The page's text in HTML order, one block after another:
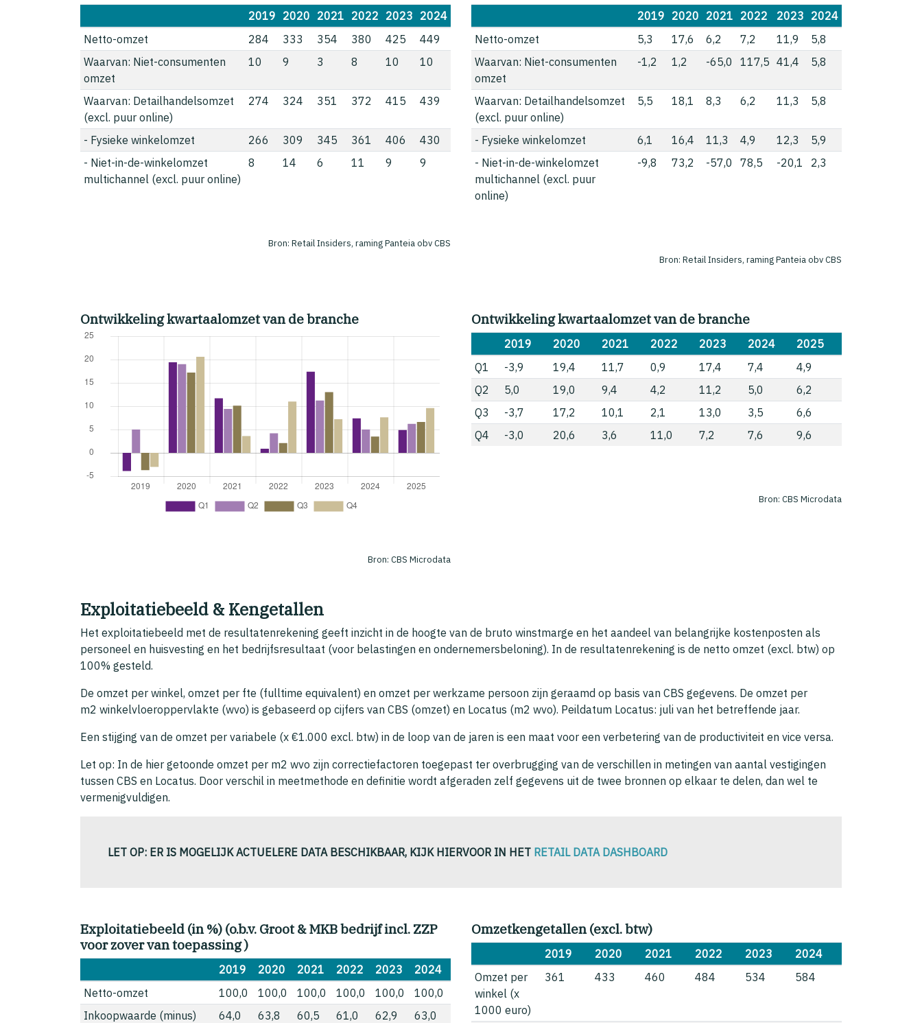
2019 2020 2021 2022 2023 2024
Netto-omzet
284 333 354 380 425
449
Waarvan: Niet-consumenten
omzet
10 9 3 8 10 10
Waarvan: Detailhandelsomzet
(excl. puur online)
274 324 351 372 415 439
- Fysieke winkelomzet 266 309 345 361 406
430
- Niet-in-de-winkelomzet
multichannel (excl. puur online)
8 14 6 11 9 9
Bron: Retail Insiders, raming Panteia obv CBS
2019 2020 2021 2022 2023 2024
Netto-omzet
5,3 17,6 6,2 7,2 11,9
5,8
Waarvan: Niet-consumenten
omzet
-1,2 1,2 -65,0 117,5 41,4 5,8
Waarvan: Detailhandelsomzet
(excl. puur online)
5,5 18,1 8,3 6,2 11,3 5,8
- Fysieke winkelomzet 6,1 16,4 11,3 4,9 12,3
5,9
- Niet-in-de-winkelomzet
multichannel (excl. puur
online)
-9,8 73,2 -57,0 78,5 -20,1 2,3
Bron: Retail Insiders, raming Panteia obv CBS
Ontwikkeling kwartaalomzet van de branche
Bron: CBS Microdata
Ontwikkeling kwartaalomzet van de branche
2019 2020 2021 2022 2023 2024
2025
Q1
-3,9 19,4 11,7 0,9 17,4 7,4
4,9
Q2
5,0 19,0 9,4 4,2 11,2 5,0
6,2
Q3
-3,7 17,2 10,1 2,1 13,0 3,5
6,6
Q4
-3,0 20,6 3,6 11,0 7,2 7,6 9,6
Bron: CBS Microdata
Exploitatiebeeld & Kengetallen
Het exploitatiebeeld met de resultatenrekening geeft inzicht in de hoogte van de bruto winstmarge en het aandeel van belangrijke kostenposten als
personeel en huisvesting en het bedrijfsresultaat (voor belastingen en ondernemersbeloning). In de resultatenrekening is de netto omzet (excl. btw) op
100% gesteld.
De omzet per winkel, omzet per fte (fulltime equivalent) en omzet per werkzame persoon zijn geraamd op basis van CBS gegevens. De omzet per
m2 winkelvloeroppervlakte (wvo) is gebaseerd op cijfers van CBS (omzet) en Locatus (m2 wvo). Peildatum Locatus: juli van het betreffende jaar.
Een stijging van de omzet per variabele (x €1.000 excl. btw) in de loop van de jaren is een maat voor een verbetering van de productiviteit en vice versa.
Let op: In de hier getoonde omzet per m2 wvo zijn correctiefactoren toegepast ter overbrugging van de verschillen in metingen van aantal vestigingen
tussen CBS en Locatus. Door verschil in meetmethode en definitie wordt afgeraden zelf gegevens uit de twee bronnen op elkaar te delen, dan wel te
vermenigvuldigen.
LET OP: ER IS MOGELIJK ACTUELERE DATA BESCHIKBAAR, KIJK HIERVOOR IN HET RETAIL DATA DASHBOARD
Exploitatiebeeld (in %) (o.b.v. Groot & MKB bedrijf incl. ZZP
voor zover van toepassing )
2019 2020 2021 2022 2023
2024
Netto-omzet
100,0 100,0 100,0 100,0 100,0
100,0
Inkoopwaarde (minus)
64,0 63,8 60,5 61,0 62,9
63,0
Omzetkengetallen (excl. btw)
2019 2020 2021 2022 2023
2024
Omzet per
winkel (x
1000 euro)
361 433 460 484 534 584